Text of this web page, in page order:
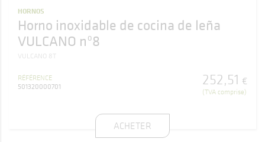
HORNOS
Horno inoxidable de cocina de leña
VULCANO nº8
VULCANO 8T
RÉFÉRENCE
501320000701
252,51 €
(TVA comprise)
ACHETER